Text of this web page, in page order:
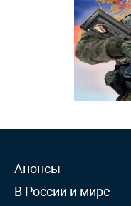
Анонсы
В России и мире